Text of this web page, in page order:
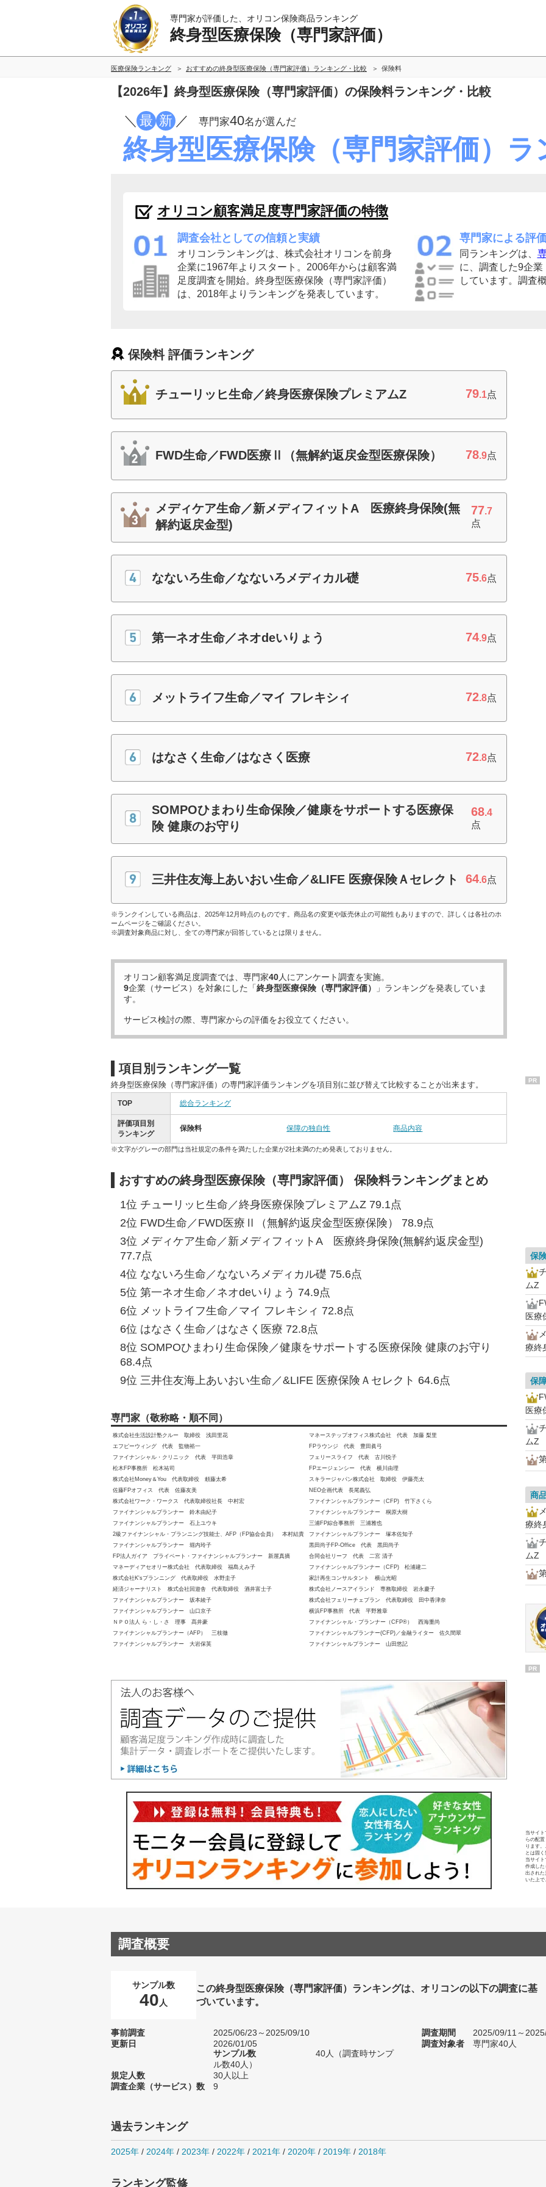
専門家が評価した、オリコン保険商品ランキング
終身型医療保険（専門家評価）
医療保険ランキング おすすめの終身型医療保険（専門家評価）ランキング・比較 保険料
【2026年】終身型医療保険（専門家評価）の保険料ランキング・比較
／ 最 新 ／ 専門家40名が選んだ
終身型医療保険（専門家評価）ラ
オリコン顧客満足度専門家評価の特徴
調査会社としての信頼と実績
オリコンランキングは、株式会社オリコンを前身
企業に1967年よりスタート。2006年からは顧客満
足度調査を開始。終身型医療保険（専門家評価）
は、2018年よりランキングを発表しています。
専門家による評
同ランキングは、
に、調査した9企
しています。調査
保険料 評価ランキング
チューリッヒ生命／終身医療保険プレミアムZ 79.1点
FWD生命／FWD医療Ⅱ（無解約返戻金型医療保険） 78.9点
メディケア生命／新メディフィットA 医療終身保険(無
解約返戻金型)
77.7
点
なないろ生命／なないろメディカル礎 75.6点
第一ネオ生命／ネオdeいりょう 74.9点
メットライフ生命／マイ フレキシィ 72.8点
はなさく生命／はなさく医療 72.8点
SOMPOひまわり生命保険／健康をサポートする医療保
険 健康のお守り
68.4
点
三井住友海上あいおい生命／&LIFE 医療保険Ａセレクト 64.6点
※ランクインしている商品は、2025年12月時点のものです。商品名の変更や販売休止の可能性もありますので、詳しくは各社のホ
ームページをご確認ください。
※調査対象商品に対し、全ての専門家が回答しているとは限りません。
オリコン顧客満足度調査では、専門家40人にアンケート調査を実施。
9企業（サービス）を対象にした「終身型医療保険（専門家評価）
」ランキングを発表していま
す。
サービス検討の際、専門家からの評価をお役立てください。
項目別ランキング一覧
終身型医療保険（専門家評価）の専門家評価ランキングを項目別に並び替えて比較することが出来ます。
TOP 総合ランキング
評価項目別
ランキング
保険料 保障の独自性 商品内容
※文字がグレーの部門は当社規定の条件を満たした企業が2社未満のため発表しておりません。
おすすめの終身型医療保険（専門家評価） 保険料ランキングまとめ
1位 チューリッヒ生命／終身医療保険プレミアムZ 79.1点
2位 FWD生命／FWD医療Ⅱ（無解約返戻金型医療保険） 78.9点
3位 メディケア生命／新メディフィットA 医療終身保険(無解約返戻金型)
77.7点
4位 なないろ生命／なないろメディカル礎 75.6点
5位 第一ネオ生命／ネオdeいりょう 74.9点
6位 メットライフ生命／マイ フレキシィ 72.8点
6位 はなさく生命／はなさく医療 72.8点
8位 SOMPOひまわり生命保険／健康をサポートする医療保険 健康のお守り
68.4点
9位 三井住友海上あいおい生命／&LIFE 医療保険Ａセレクト 64.6点
専門家（敬称略・順不同）
株式会社生活設計塾クルー 取締役 浅田里花
マネーステップオフィス株式会社 代表 加藤 梨里
エフピーウィング 代表 監物裕一
FPラウンジ 代表 豊田眞弓
ファイナンシャル・クリニック 代表 平田浩章
フェリースライフ 代表 古川悦子
松木FP事務所 松木祐司
FPエージェンシー 代表 横川由理
株式会社Money＆You 代表取締役 頼藤太希
スキラージャパン株式会社 取締役 伊藤亮太
佐藤FPオフィス 代表 佐藤友美
NEO企画代表 長尾義弘
株式会社ワーク・ワークス 代表取締役社長 中村宏
ファイナンシャルプランナー（CFP) 竹下さくら
ファイナンシャルプランナー 鈴木由紀子
ファイナンシャルプランナー 桐原大樹
ファイナンシャルプランナー 石上ユウキ
三浦FP綜合事務所 三浦雅也
2級ファイナンシャル・プランニング技能士、AFP（FP協会会員） 本村結貴
ファイナンシャルプランナー 塚本佐知子
ファイナンシャルプランナー 堀内玲子
黒田尚子FP-Office 代表 黒田尚子
FP法人ガイア プライベート・ファイナンシャルプランナー 新屋真摘
合同会社リーフ 代表 二宮 清子
マネーディアセオリー株式会社 代表取締役 福島えみ子
ファイナンシャルプランナー（CFP) 松浦建二
株式会社K'sプランニング 代表取締役 水野圭子
家計再生コンサルタント 横山光昭
経済ジャーナリスト 株式会社回遊舎 代表取締役 酒井富士子
株式会社ノースアイランド 専務取締役 岩永慶子
ファイナンシャルプランナー 坂本綾子
株式会社フェリーチェプラン 代表取締役 田中香津奈
ファイナンシャルプランナー 山口京子
横浜FP事務所 代表 平野雅章
ＮＰＯ法人 ら・し・さ 理事 髙井豪
ファイナンシャル・プランナー（CFP®） 西海重尚
ファイナンシャルプランナー（AFP） 三枝徹
ファイナンシャルプランナー(CFP)／金融ライター 佐久間翠
ファイナンシャルプランナー 大岩保英
ファイナンシャルプランナー 山田悠記
PR
保
ムZ
医療
療終
保
医療
ムZ
商
療終
ムZ
PR
当サイ
らの配
ります
とは固く
当サイ
作成した
出された
いた上で
調査概要
サンプル数
40 人
この終身型医療保険（専門家評価）ランキングは、オリコンの以下の調査に基
づいています。
事前調査
2025/06/23～2025/09/10
更新日
2026/01/05
サンプル数
40人（調査時サンプ
ル数40人）
規定人数
30人以上
調査企業（サービス）数
9
調査期間
2025/09/11～
調査対象者
専門家40人
過去ランキング
2025年 / 2024年 / 2023年 / 2022年 / 2021年 / 2020年 / 2019年 / 2018年
ランキング監修